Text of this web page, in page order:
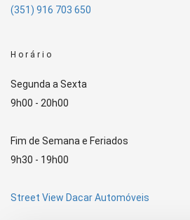
(351) 916 703 650
Horário
Segunda a Sexta
9h00 - 20h00
Fim de Semana e Feriados
9h30 - 19h00
Street View Dacar Automóveis